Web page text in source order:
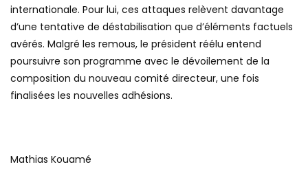
internationale. Pour lui, ces attaques relèvent davantage
d’une tentative de déstabilisation que d’éléments factuels
avérés. Malgré les remous, le président réélu entend
poursuivre son programme avec le dévoilement de la
composition du nouveau comité directeur, une fois
finalisées les nouvelles adhésions.
Mathias Kouamé